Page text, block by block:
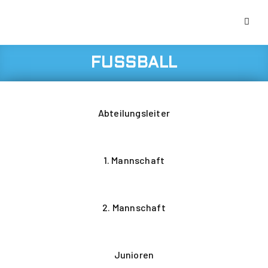
FUSSBALL
Abteilungsleiter
1. Mannschaft
2. Mannschaft
Junioren